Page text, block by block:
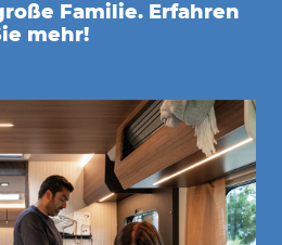
Familie. Erfahren
mehr!